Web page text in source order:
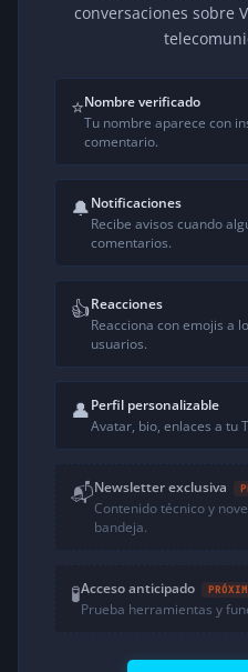
conversaciones sobre
⭐Nombre verificado
Tu nombre aparece con
comentario.
🔔Notificaciones
Recibe avisos cuando
comentarios.
👍Reacciones
Reacciona con emojis a
usuarios.
👤Perfil personalizable
Avatar, bio, enlaces a tu
📬Newsletter exclusiva
Contenido técnico y
bandeja.
🧪Acceso anticipado
Prueba herramientas y